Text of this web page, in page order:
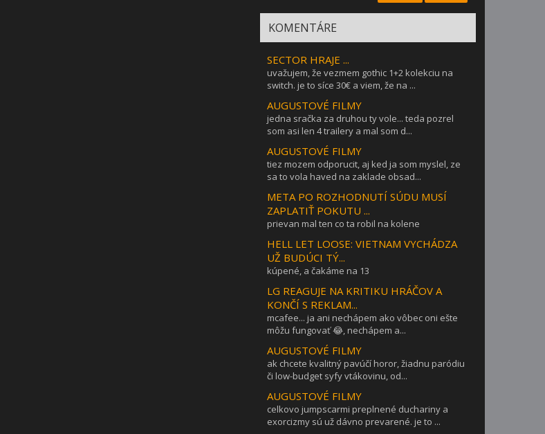
KOMENTÁRE
SECTOR HRAJE ...
uvažujem, že vezmem gothic 1+2 kolekciu na
switch. je to síce 30€ a viem, že na ...
AUGUSTOVÉ FILMY
jedna sračka za druhou ty vole... teda pozrel
som asi len 4 trailery a mal som d...
AUGUSTOVÉ FILMY
tiez mozem odporucit, aj ked ja som myslel, ze
sa to vola haved na zaklade obsad...
META PO ROZHODNUTÍ SÚDU MUSÍ
ZAPLATIŤ POKUTU ...
prievan mal ten co ta robil na kolene
HELL LET LOOSE: VIETNAM VYCHÁDZA
UŽ BUDÚCI TÝ...
kúpené, a čakáme na 13
LG REAGUJE NA KRITIKU HRÁČOV A
KONČÍ S REKLAM...
mcafee... ja ani nechápem ako vôbec oni ešte
môžu fungovať 😂, nechápem a...
AUGUSTOVÉ FILMY
ak chcete kvalitný pavúčí horor, žiadnu paródiu
či low-budget syfy vtákovinu, od...
AUGUSTOVÉ FILMY
celkovo jumpscarmi preplnené duchariny a
exorcizmy sú už dávno prevarené. je to ...